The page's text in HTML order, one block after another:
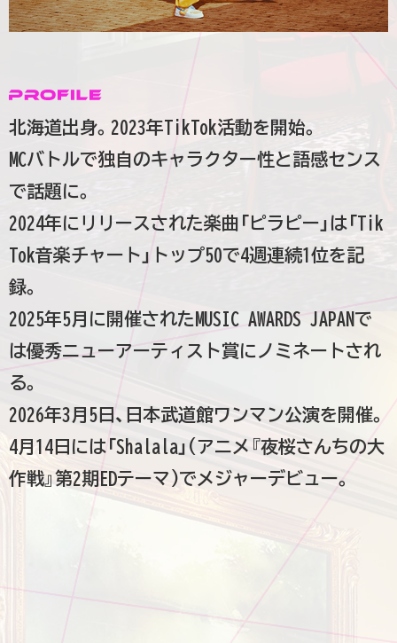
北海道出身。2023年TikTok活動を開始。
MCバトルで独自のキャラクター性と語感センス
で話題に。
2024年にリリースされた楽曲「ピラピー」は「Tik
Tok音楽チャート」トップ50で4週連続1位を記
録。
2025年5月に開催されたMUSIC AWARDS JAPANで
は優秀ニューアーティスト賞にノミネートされ
る。
2026年3月5日、日本武道館ワンマン公演を開催。
4月14日には「Shalala」(アニメ『夜桜さんちの大
作戦』第2期EDテーマ)でメジャーデビュー。